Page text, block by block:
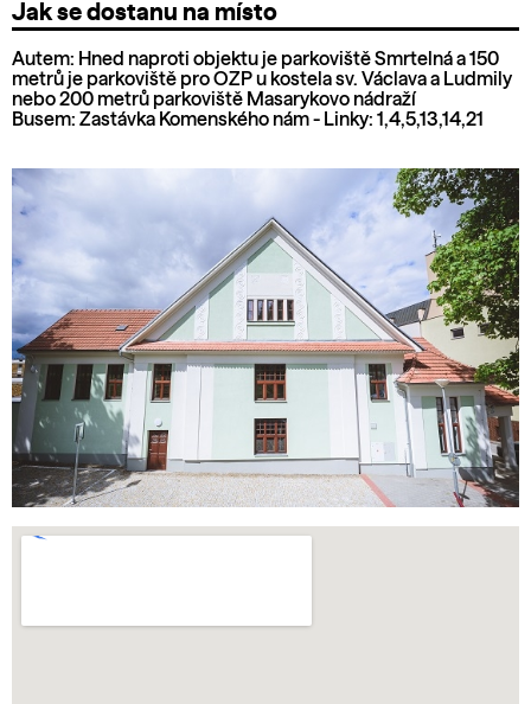
Jak se dostanu na místo
Autem: Hned naproti objektu je parkoviště Smrtelná a 150
metrů je parkoviště pro OZP u kostela sv. Václava a Ludmily
nebo 200 metrů parkoviště Masarykovo nádraží
Busem: Zastávka Komenského nám - Linky: 1,4,5,13,14,21